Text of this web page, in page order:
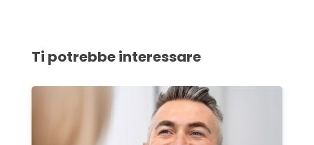
Ti potrebbe interessare